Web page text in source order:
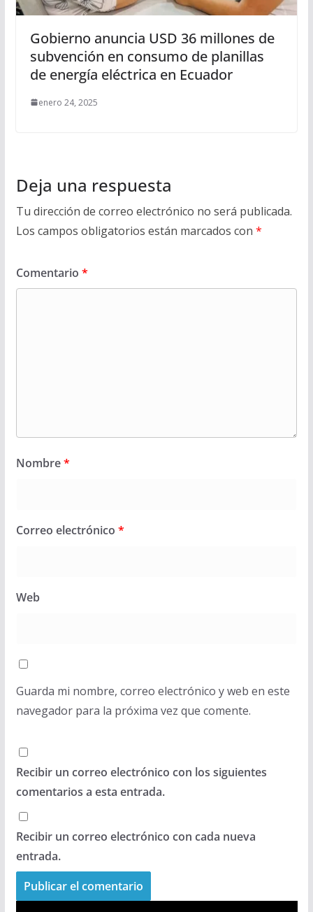
Gobierno anuncia USD 36 millones de
subvención en consumo de planillas
de energía eléctrica en Ecuador
enero 24, 2025
Deja una respuesta
Tu dirección de correo electrónico no será publicada.
Los campos obligatorios están marcados con *
Comentario *
Nombre*
Correo electrónico *
Web
Guarda mi nombre, correo electrónico y web en este
navegador para la próxima vez que comente.
Recibir un correo electrónico con los siguientes
comentarios a esta entrada.
Recibir un correo electrónico con cada nueva
entrada.